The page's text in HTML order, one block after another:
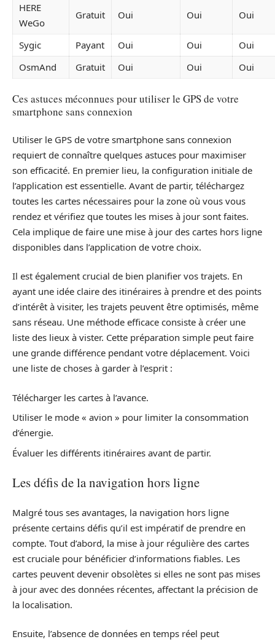
HERE
WeGo
Gratuit Oui Oui Oui
Sygic Payant Oui Oui
Oui
OsmAnd
Gratuit Oui Oui Oui
Ces astuces méconnues pour utiliser le GPS de votre
smartphone sans connexion
Utiliser le GPS de votre smartphone sans connexion
requiert de connaître quelques astuces pour maximiser
son efficacité. En premier lieu, la configuration initiale de
l’application est essentielle. Avant de partir, téléchargez
toutes les cartes nécessaires pour la zone où vous vous
rendez et vérifiez que toutes les mises à jour sont faites.
Cela implique de faire une mise à jour des cartes hors ligne
disponibles dans l’application de votre choix.
Il est également crucial de bien planifier vos trajets. En
ayant une idée claire des itinéraires à prendre et des points
d’intérêt à visiter, les trajets peuvent être optimisés, même
sans réseau. Une méthode efficace consiste à créer une
liste des lieux à vister. Cette préparation simple peut faire
une grande différence pendant votre déplacement. Voici
une liste de choses à garder à l’esprit :
Télécharger les cartes à l’avance.
Utiliser le mode « avion » pour limiter la consommation
d’énergie.
Évaluer les différents itinéraires avant de partir.
Les défis de la navigation hors ligne
Malgré tous ses avantages, la navigation hors ligne
présente certains défis qu’il est impératif de prendre en
compte. Tout d’abord, la mise à jour régulière des cartes
est cruciale pour bénéficier d’informations fiables. Les
cartes peuvent devenir obsolètes si elles ne sont pas mises
à jour avec des données récentes, affectant la précision de
la localisation.
Ensuite, l’absence de données en temps réel peut